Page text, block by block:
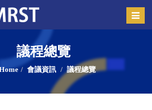
Toggle
議程總覽
會議資訊 議程總覽